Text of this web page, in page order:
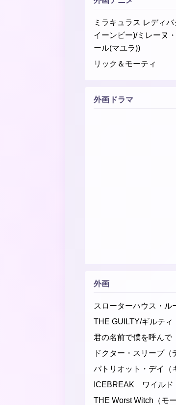
ミラキュラス レディ
イーンビー)/ミレーヌ
ール(マユラ))
リック＆モーティ
外画ドラマ
外画
スローターハウス・ル
THE GUILTY/ギルティ
君の名前で僕を呼んで
ドクター・スリープ
パトリオット・デイ（
ICEBREAK ワイルド
THE Worst Witch（モー